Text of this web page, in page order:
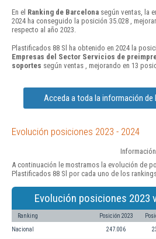
En el Ranking de Barcelona según ventas, la
2024 ha conseguido la posición 35.028 ,
respecto al año 2023.
Plastificados 88 Sl ha obtenido en 2024 la
Empresas del Sector Servicios de
soportes según ventas , mejorando en 13
Acceda a toda la información de
Evolución posiciones 2023 - 2024
A continuación le mostramos la evolución de
Plastificados 88 Sl por cada uno de los
Evolución posiciones 2023
Ranking Posición 2023
Nacional 247.006